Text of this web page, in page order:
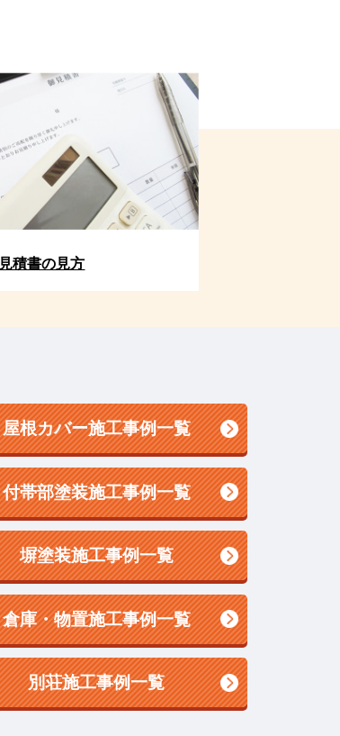
見積書の見方
屋根カバー施工事例一覧
付帯部塗装施工事例一覧
塀塗装施工事例一覧
倉庫・物置施工事例一覧
別荘施工事例一覧